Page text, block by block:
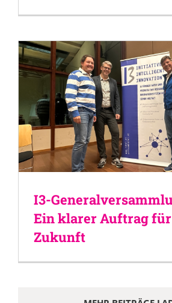
I3-
Ein klarer Auftrag
Zukunft